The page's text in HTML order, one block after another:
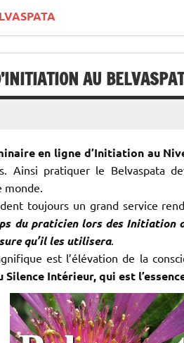
AU
en ligne d’Initiation au
Ainsi pratiquer le Belvaspata
monde.
toujours un grand service
du praticien lors des
qu’il les utilisera.
est l’élévation de la
Silence Intérieur, qui est